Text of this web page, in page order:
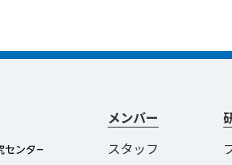
メンバー
スタッフ